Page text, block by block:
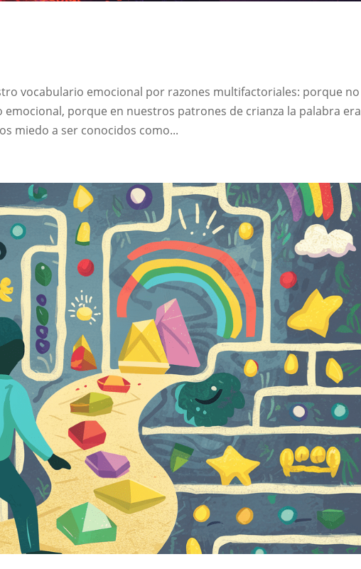
vocabulario emocional por razones multifactoriales: porque no
porque en nuestros patrones de crianza la palabra era
miedo a ser conocidos como...